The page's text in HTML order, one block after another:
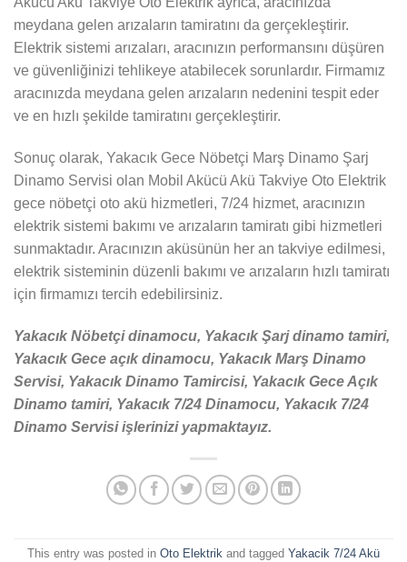
meydana gelen arızaların tamiratını da gerçekleştirir.
Elektrik sistemi arızaları, aracınızın performansını düşüren
ve güvenliğinizi tehlikeye atabilecek sorunlardır. Firmamız
aracınızda meydana gelen arızaların nedenini tespit eder
ve en hızlı şekilde tamiratını gerçekleştirir.
Sonuç olarak, Yakacık Gece Nöbetçi Marş Dinamo Şarj
Dinamo Servisi olan Mobil Akücü Akü Takviye Oto Elektrik
gece nöbetçi oto akü hizmetleri, 7/24 hizmet, aracınızın
elektrik sistemi bakımı ve arızaların tamiratı gibi hizmetleri
sunmaktadır. Aracınızın aküsünün her an takviye edilmesi,
elektrik sisteminin düzenli bakımı ve arızaların hızlı tamiratı
için firmamızı tercih edebilirsiniz.
Yakacık Nöbetçi dinamocu, Yakacık Şarj dinamo tamiri,
Yakacık Gece açık dinamocu, Yakacık Marş Dinamo
Servisi, Yakacık Dinamo Tamircisi, Yakacık Gece Açık
Dinamo tamiri, Yakacık 7/24 Dinamocu, Yakacık 7/24
Dinamo Servisi işlerinizi yapmaktayız.
This entry was posted in Oto Elektrik and tagged Yakacik 7/24 Akü